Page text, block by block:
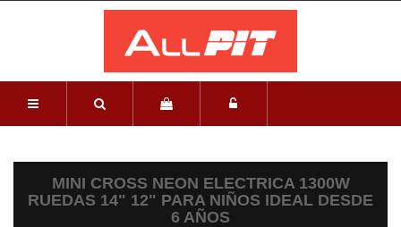
MINI CROSS NEON ELECTRICA 1300W
RUEDAS 14" 12" PARA NIÑOS IDEAL DESDE
6 AÑOS